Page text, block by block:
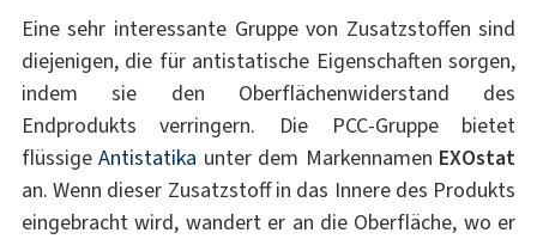
Eine sehr interessante Gruppe von Zusatzstoffen sind
diejenigen, die für antistatische Eigenschaften sorgen,
indem sie den Oberflächenwiderstand des
Endprodukts verringern. Die PCC-Gruppe bietet
flüssigeAntistatika unter dem Markennamen EXOstat
an. Wenn dieser Zusatzstoff in das Innere des Produkts
eingebracht wird, wandert er an die Oberfläche, wo er